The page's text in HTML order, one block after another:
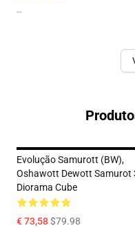
--
Evolução Samurott (BW),
Oshawott Dewott Samurot
Diorama Cube
€ 73,58$79.98